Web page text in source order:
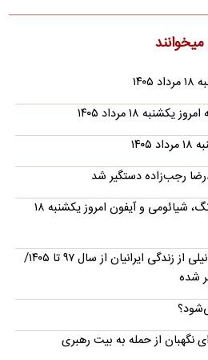
دیگر به عنوان یکی از پناهگاه‌های…
راهنمای ثبت سفارش، نقدینگی مورد
حساب، زمان ثبت سفارش آنلاین و فرمول
یک‌ساله برای سهامداران حقیقی که
سکه بیشتر است؟
ترکیدن حباب ختم نمی‌شود اما می‌تواند در
بازار اثر مهمی داشته باشد
برخی گزارش‌ها مدعی هستند که ۴ نفر از متهمان قتل حمیدرضا
شده‌اند.
اماراتی نزدیک به بن‌زاید از توافق
۱۸ مرداد ۱۴۰۵
رجب‌زاده دستگیر شد
قیمت گوشی سامسونگ، شیائومی و آیفون امروز یکشنبه ۱۸
روایت آماری مسعود نیلی از زندگی ایرانیان از سال ۹۷ تا ۱۴۰۵/
نگهبان از حمله به بیت رهبری